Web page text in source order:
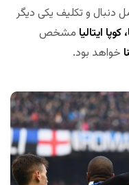
دنبال و تکلیف یکی دیگر
ایتالیا مشخص
خواهد بود.